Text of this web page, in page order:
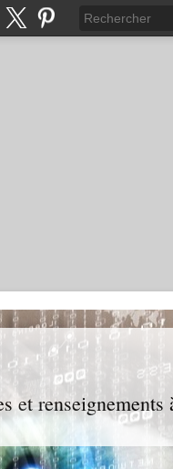
et